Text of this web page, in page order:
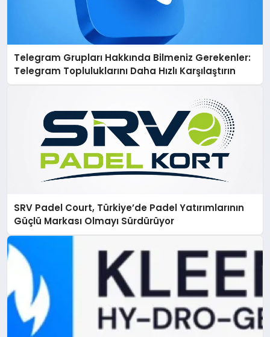
Telegram Grupları Hakkında Bilmeniz Gerekenler:
Telegram Topluluklarını Daha Hızlı Karşılaştırın
SRV Padel Court, Türkiye’de Padel Yatırımlarının
Güçlü Markası Olmayı Sürdürüyor